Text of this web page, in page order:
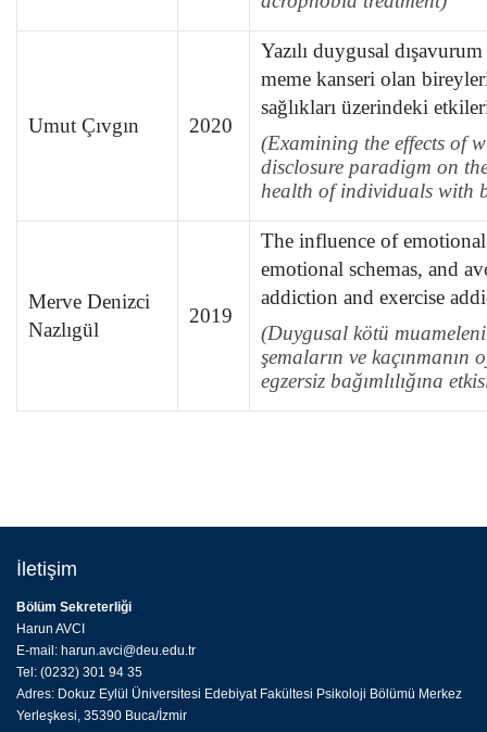
Umut Çıvgın 2020
Yazılı duygusal
meme kanseri olan
sağlıkları üzerindeki
(Examining the effects of
disclosure paradigm on
health of individuals with
Merve Denizci
Nazlıgül
2019
The influence of
emotional schemas, and
addiction and exercise
(Duygusal kötü
şemaların ve kaçınmanın
egzersiz bağımlılığına
İletişim
Bölüm Sekreterliği
Harun AVCI
E-mail: harun.avci@deu.edu.tr
Tel: (0232) 301 94 35
Adres: Dokuz Eylül Üniversitesi Edebiyat Fakültesi Psikoloji Bölümü Merkez
Yerleşkesi, 35390 Buca/İzmir